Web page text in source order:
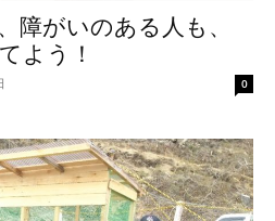
障がいのある人も、
よう！
0